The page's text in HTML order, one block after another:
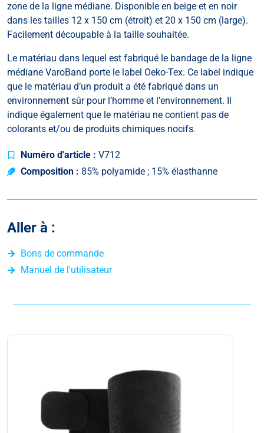
zone de la ligne médiane. Disponible en beige et en noir
dans les tailles 12 x 150 cm (étroit) et 20 x 150 cm (large).
Facilement découpable à la taille souhaitée.
Le matériau dans lequel est fabriqué le bandage de la ligne
médiane VaroBand porte le label Oeko-Tex. Ce label indique
que le matériau d’un produit a été fabriqué dans un
environnement sûr pour l’homme et l’environnement. Il
indique également que le matériau ne contient pas de
colorants et/ou de produits chimiques nocifs.
Numéro d'article : V712
Composition : 85% polyamide ; 15% élasthanne
Aller à :
Bons de commande
Manuel de l'utilisateur